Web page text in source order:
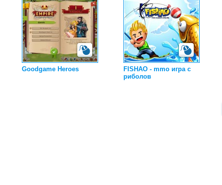
Goodgame Heroes
FISHAO - mmo игра с
риболов